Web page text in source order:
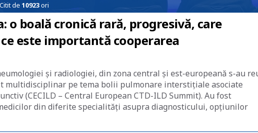
de 10923ori
o boală cronică rară, progresivă, care
este importantă cooperarea
și radiologiei, din zona central și est-europeană s-au
multidisciplinar pe tema bolii pulmonare interstițiale asociate
(CECILD – Central European CTD-ILD Summit). Au fost
din diferite specialități asupra diagnosticului, opțiunilor